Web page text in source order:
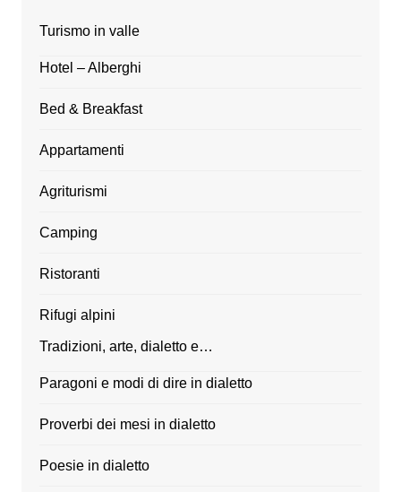
Turismo in valle
Hotel – Alberghi
Bed & Breakfast
Appartamenti
Agriturismi
Camping
Ristoranti
Rifugi alpini
Tradizioni, arte, dialetto e…
Paragoni e modi di dire in dialetto
Proverbi dei mesi in dialetto
Poesie in dialetto